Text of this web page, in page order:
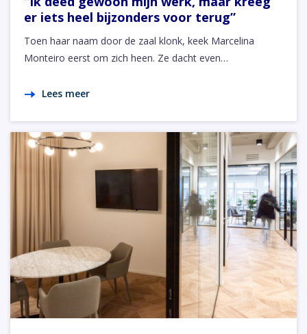
er iets heel bijzonders voor terug”
Toen haar naam door de zaal klonk, keek Marcelina
Monteiro eerst om zich heen. Ze dacht even…
Lees meer